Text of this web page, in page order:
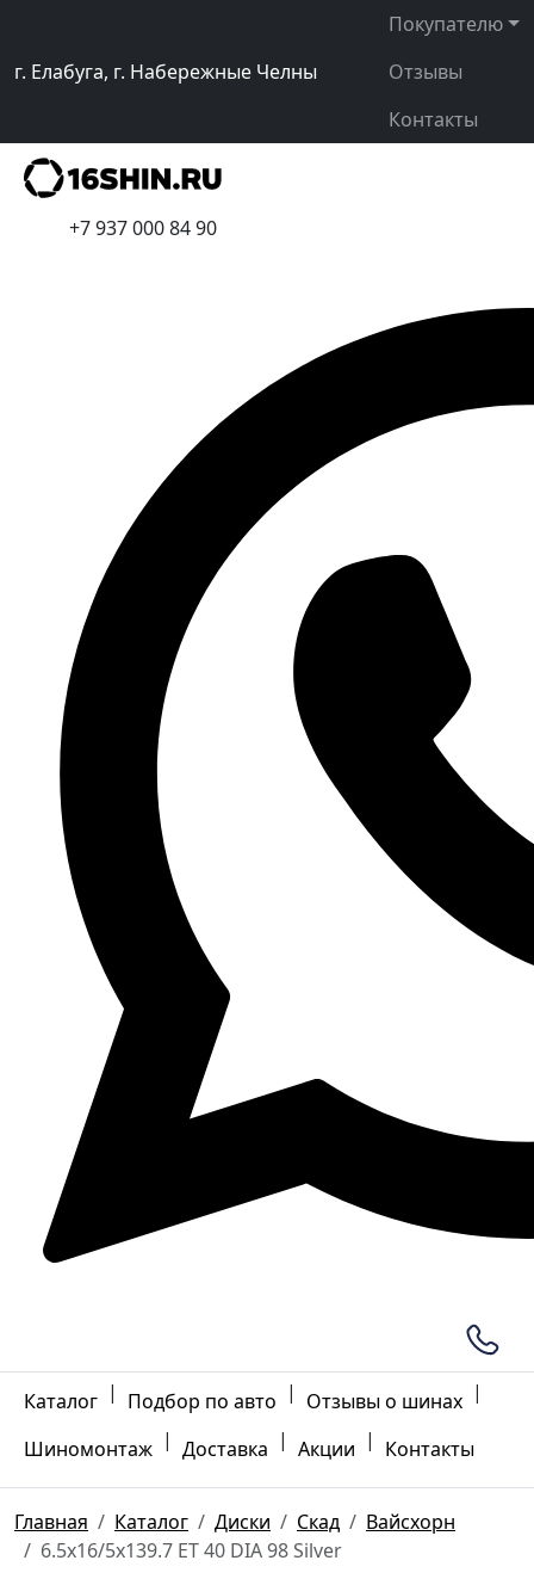
г. Елабуга, г. Набережные Челны
Покупателю
Отзывы
Контакты
+7 937 000 84 90
Каталог | Подбор по авто | Отзывы о шинах |
Шиномонтаж | Доставка | Акции | Контакты
Главная Каталог Диски Скад
Вайсхорн
6.5x16/5x139.7 ET 40 DIA 98 Silver